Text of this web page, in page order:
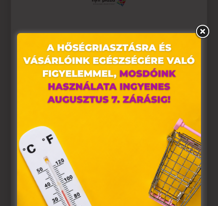
Weboldalunkon „cookie"-kat (továbbiakban „süti")
alkalmazunk. Ezek olyan fájlok, melyek információt
tárolnak webes böngészőjében. Ehhez az Ön
hozzájárulása szükséges.
A „sütiket" az elektronikus hírközlésről szóló 2003. évi C.
törvény, az elektronikus kereskedelmi szolgáltatások, az
információs társadalommal összefüggő szolgáltatások
egyes kérdéseiről szóló 2001. évi CVIII. törvény, valamint
az Európai Unió előírásainak megfelelően használjuk.
Azon weblapoknak, melyek az Európai Unió országain
belül működnek, a „sütik" használatához, és ezeknek a
felhasználó számítógépén vagy egyéb eszközén történő
tárolásához a felhasználók hozzájárulását kell kérniük.